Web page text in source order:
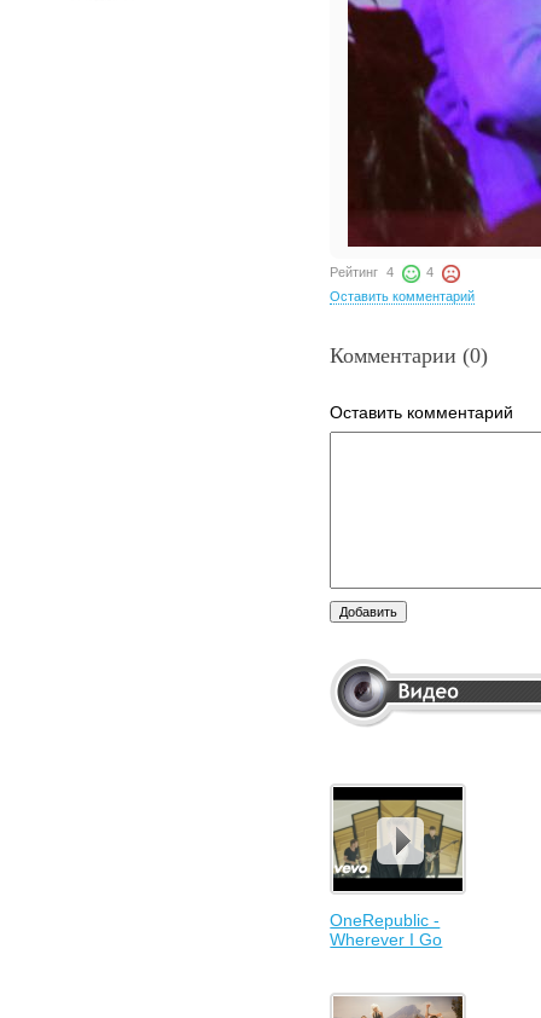
Рейтинг 4
4
Оставить комментарий
Комментарии (0)
Оставить комментарий
OneRepublic -
Wherever I Go